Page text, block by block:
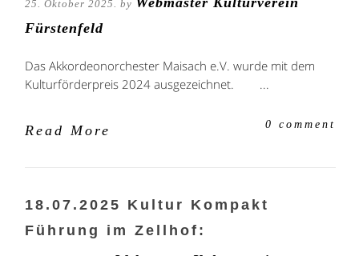
25. Oktober 2025. by
Fürstenfeld
Das Akkordeonorchester Maisach e.V. wurde mit dem
Kulturförderpreis 2024 ausgezeichnet. ...
Read More 0 comment
18.07.2025 Kultur Kompakt
Führung im Zellhof: